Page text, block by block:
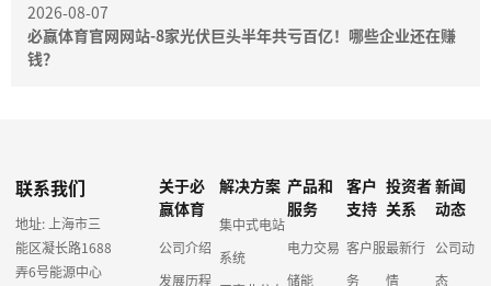
2026-08-07
必赢体育官网网站-8家光伏巨头半年共亏百亿！哪些企业还在赚
钱？
联系我们
地址: 上海市三
能区凝长路1688
弄6号能源中心
关于必
赢体育
公司介绍
发展历程
解决方案
集中式电站
系统
产品和
服务
电力交易
储能
客户
支持
客户服
务
投资者
关系
最新行
情
新闻
动态
公司动
态